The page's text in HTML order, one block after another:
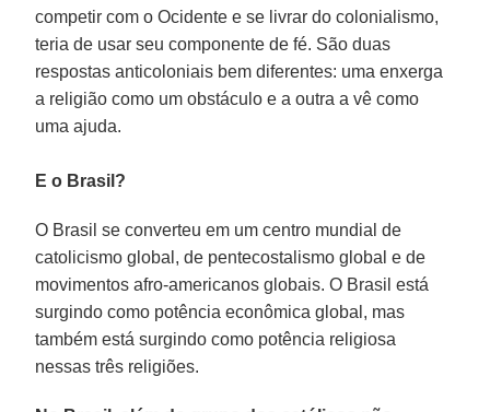
competir com o Ocidente e se livrar do colonialismo,
teria de usar seu componente de fé. São duas
respostas anticoloniais bem diferentes: uma enxerga
a religião como um obstáculo e a outra a vê como
uma ajuda.
E o Brasil?
O Brasil se converteu em um centro mundial de
catolicismo global, de pentecostalismo global e de
movimentos afro-americanos globais. O Brasil está
surgindo como potência econômica global, mas
também está surgindo como potência religiosa
nessas três religiões.